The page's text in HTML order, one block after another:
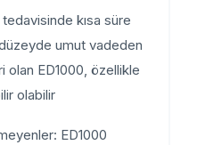
tedavisinde kısa süre
düzeyde umut vadeden
biri olan ED1000, özellikle
olabilir:
Vermeyenler: ED1000